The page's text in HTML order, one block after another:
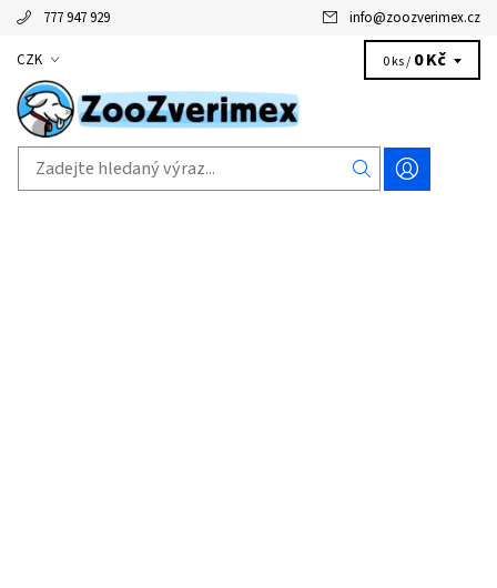
777 947 929 info@zoozverimex.cz
CZK 0 ks / 0 Kč